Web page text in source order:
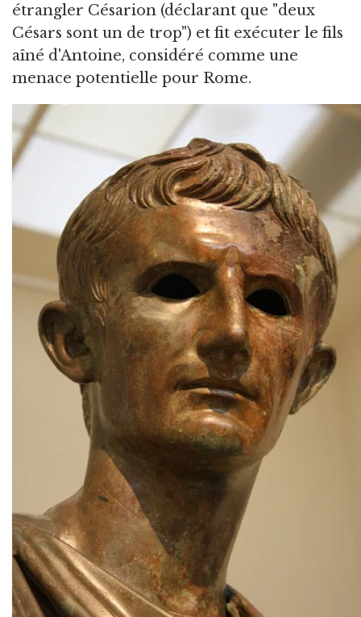
étrangler Césarion (déclarant que "deux
Césars sont un de trop") et fit exécuter le fils
aîné d'Antoine, considéré comme une
menace potentielle pour Rome.